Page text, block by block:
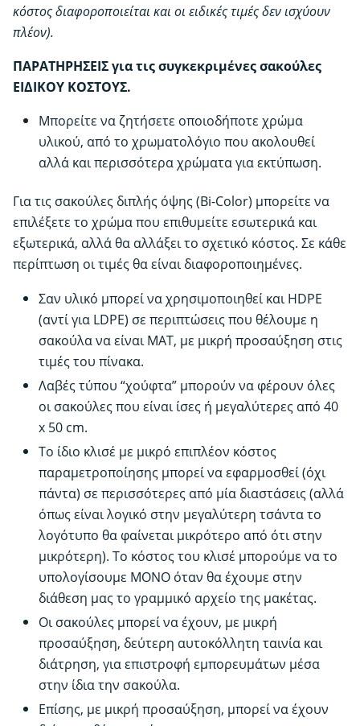
κόστοςδιαφοροποιείται και οι ειδικές τιμές δεν ισχύουν
πλέον).
ΠΑΡΑΤΗΡΗΣΕΙΣ για τις συγκεκριμένες σακούλες
ΕΙΔΙΚΟΥ ΚΟΣΤΟΥΣ.
Μπορείτε να ζητήσετε οποιοδήποτε χρώμα
υλικού, από το χρωματολόγιο που ακολουθεί
αλλά και περισσότερα χρώματα για εκτύπωση.
Για τις σακούλες διπλής όψης (Bi-Color) μπορείτε να
επιλέξετε το χρώμα που επιθυμείτε εσωτερικά και
εξωτερικά, αλλά θα αλλάξει το σχετικό κόστος. Σε κάθε
περίπτωση οι τιμές θα είναι διαφοροποιημένες.
Σαν υλικό μπορεί να χρησιμοποιηθεί και HDPE
(αντί για LDPE) σε περιπτώσεις που θέλουμε η
σακούλα να είναι ΜΑΤ, με μικρή προσαύξηση στις
τιμές του πίνακα.
Λαβές τύπου “χούφτα” μπορούν να φέρουν όλες
οι σακούλες που είναι ίσες ή μεγαλύτερες από 40
x 50 cm.
Tο ίδιο κλισέ με μικρό επιπλέον κόστος
παραμετροποίησης μπορεί να εφαρμοσθεί (όχι
πάντα) σε περισσότερες από μία διαστάσεις (αλλά
όπως είναι λογικό στην μεγαλύτερη τσάντα το
λογότυπο θα φαίνεται μικρότερο από ότι στην
μικρότερη). Το κόστος του κλισέ μπορούμε να το
υπολογίσουμε ΜΟΝΟ όταν θα έχουμε στην
διάθεση μας το γραμμικό αρχείο της μακέτας.
Οι σακούλες μπορεί να έχουν, με μικρή
προσαύξηση, δεύτερη αυτοκόλλητη ταινία και
διάτρηση, για επιστροφή εμπορευμάτων μέσα
στην ίδια την σακούλα.
Επίσης, με μικρή προσαύξηση, μπορεί να έχουν